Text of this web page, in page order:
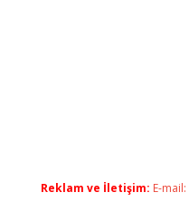
Reklam ve İletişim: E-mail: